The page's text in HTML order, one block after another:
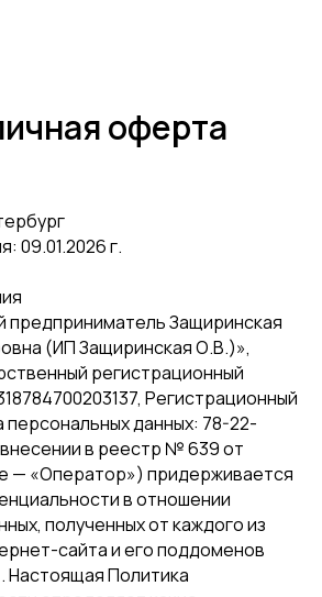
оферта
09.01.2026 г.
предприниматель Защиринская
(ИП Защиринская О.В.)»,
регистрационный
Регистрационный
данных: 78-22-
в реестр № 639 от
— «Оператор») придерживается
в отношении
полученных от каждого из
сайта и его поддоменов
Настоящая Политика